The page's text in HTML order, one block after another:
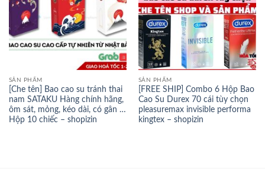
SẢN PHẨM
[Che tên] Bao cao su tránh thai
nam SATAKU Hàng chính hãng,
ôm sát, mỏng, kéo dài, có gân …
Hộp 10 chiếc – shopizin
SẢN PHẨM
[FREE SHIP] Combo 6 Hộp Bao
Cao Su Durex 70 cái tùy chọn
pleasuremax invisible performa
kingtex – shopizin